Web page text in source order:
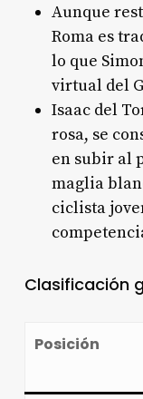
Aunque
Roma es
lo que
virtual del
Isaac del
rosa, se
en subir al
maglia
ciclista
Clasificación
Posición